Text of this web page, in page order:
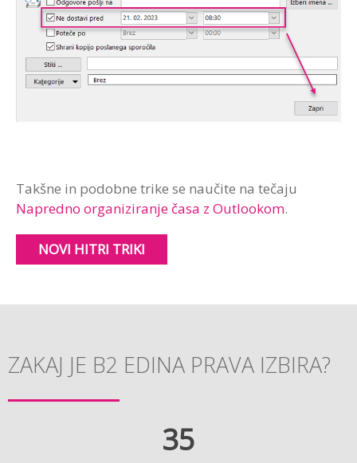
Takšne in podobne trike se naučite na tečaju
Napredno organiziranje časa z Outlookom.
NOVI HITRI TRIKI
ZAKAJ JE B2 EDINA PRAVA IZBIRA?
35